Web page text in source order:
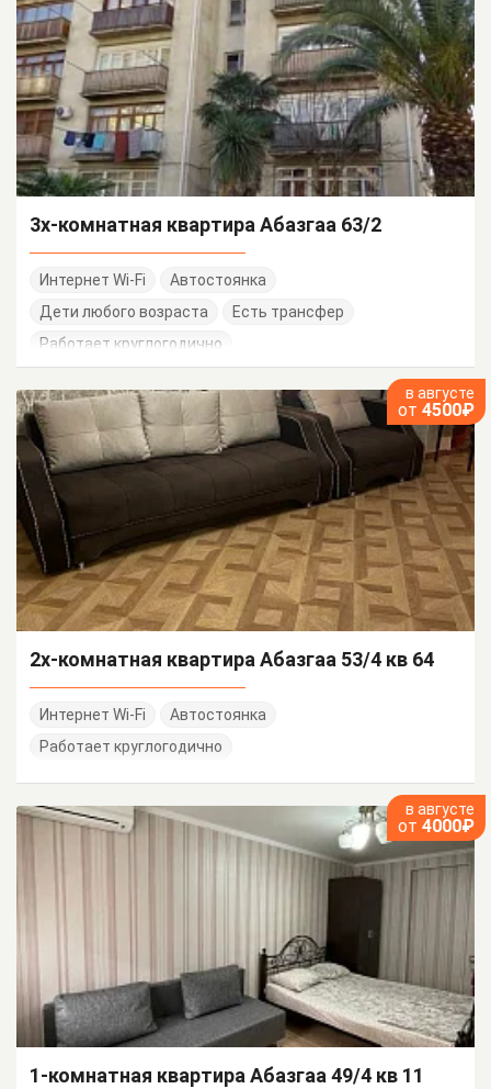
3х-комнатная квартира Абазгаа 63/2
Интернет Wi-Fi
Автостоянка
Дети любого возраста
Есть трансфер
Работает круглогодично
в августе
от 4500₽
2х-комнатная квартира Абазгаа 53/4 кв 64
Интернет Wi-Fi
Автостоянка
Работает круглогодично
в августе
от 4000₽
1-комнатная квартира Абазгаа 49/4 кв 11